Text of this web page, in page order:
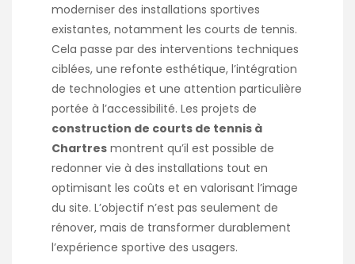
moderniser des installations sportives
existantes, notamment les courts de tennis.
Cela passe par des interventions techniques
ciblées, une refonte esthétique, l’intégration
de technologies et une attention particulière
portée à l’accessibilité. Les projets de
construction de courts de tennis à
Chartres montrent qu’il est possible de
redonner vie à des installations tout en
optimisant les coûts et en valorisant l’image
du site. L’objectif n’est pas seulement de
rénover, mais de transformer durablement
l’expérience sportive des usagers.